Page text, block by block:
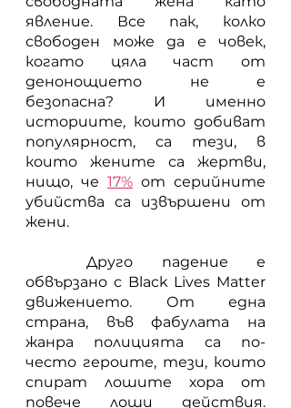
явление. Все пак, колко
свободен може да е човек,
когато цяла част от
денонощието не е
безопасна? И именно
историите, които добиват
популярност, са тези, в
които жените са жертви,
нищо, че 17% от серийните
убийства са извършени от
жени.
	Друго падение е
обвързано с Black Lives Matter
движението. От една
страна, във фабулата на
жанра полицията са по-
често героите, тези, които
спират лошите хора от
повече лоши действия.